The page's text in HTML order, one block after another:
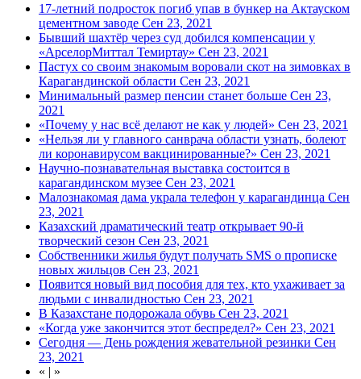
17-летний подросток погиб упав в бункер на Актауском
цементном заводе Сен 23, 2021
Бывший шахтёр через суд добился компенсации у
«АрселорМиттал Темиртау» Сен 23, 2021
Пастух со своим знакомым воровали скот на зимовках в
Карагандинской области Сен 23, 2021
Минимальный размер пенсии станет больше Сен 23,
2021
«Почему у нас всё делают не как у людей» Сен 23, 2021
«Нельзя ли у главного санврача области узнать, болеют
ли коронавирусом вакцинированные?» Сен 23, 2021
Научно-познавательная выставка состоится в
карагандинском музее Сен 23, 2021
Малознакомая дама украла телефон у карагандинца Сен
23, 2021
Казахский драматический театр открывает 90-й
творческий сезон Сен 23, 2021
Собственники жилья будут получать SMS о прописке
новых жильцов Сен 23, 2021
Появится новый вид пособия для тех, кто ухаживает за
людьми с инвалидностью Сен 23, 2021
В Казахстане подорожала обувь Сен 23, 2021
«Когда уже закончится этот беспредел?» Сен 23, 2021
Сегодня — День рождения жевательной резинки Сен
23, 2021
« | »